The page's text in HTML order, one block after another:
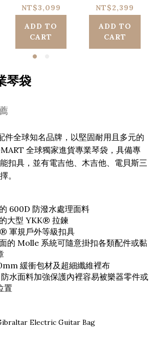
Guitarist
Pro Bundle
NT$3,099
ADD TO
CART
Bundle
NT$2,399
ADD TO
CART
琴袋
全球知名品牌，以堅固耐用且多元的
全球獨家進貨專業琴袋，具備專
扣具，並有電吉他、木吉他、電貝斯三
。
600D 防潑水處理面料
大型 YKK® 拉鍊
軍規戶外等級扣具
的 Molle 系統可隨意掛扣各類配件或黏
緩衝包材及超細纖維裡布
水面料加強保護內裡容易被樂器零件或
置